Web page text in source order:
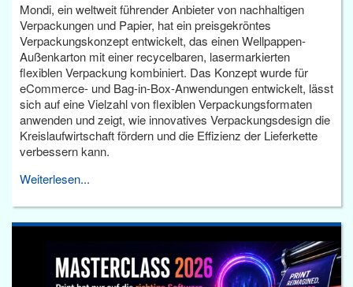
Mondi, ein weltweit führender Anbieter von nachhaltigen
Verpackungen und Papier, hat ein preisgekröntes
Verpackungskonzept entwickelt, das einen Wellpappen-
Außenkarton mit einer recycelbaren, lasermarkierten
flexiblen Verpackung kombiniert. Das Konzept wurde für
eCommerce- und Bag-in-Box-Anwendungen entwickelt, lässt
sich auf eine Vielzahl von flexiblen Verpackungsformaten
anwenden und zeigt, wie innovatives Verpackungsdesign die
Kreislaufwirtschaft fördern und die Effizienz der Lieferkette
verbessern kann.
Weiterlesen...